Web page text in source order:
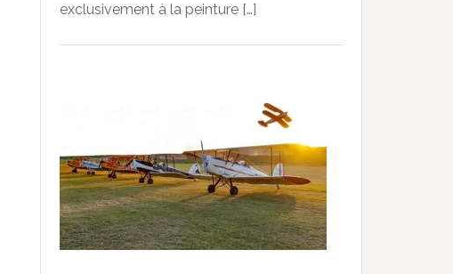
exclusivement à la peinture […]